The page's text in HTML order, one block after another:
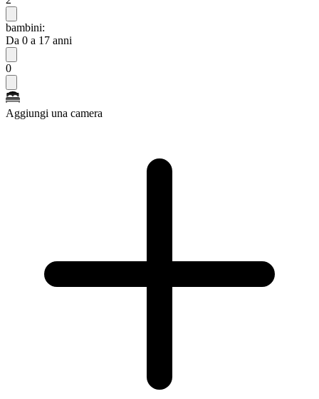
bambini:
Da 0 a 17 anni
0
Aggiungi una camera